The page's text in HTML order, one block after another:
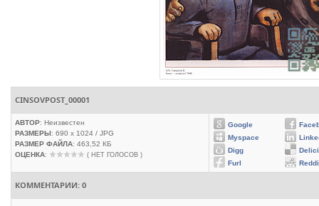
CINSOVPOST_00001
АВТОР: Неизвестен
РАЗМЕРЫ: 690 x 1024 / JPG
РАЗМЕР ФАЙЛА: 463,52 КБ
ОЦЕНКА: ( НЕТ ГОЛОСОВ )
Google
Myspace
Digg
Furl
КОММЕНТАРИИ: 0